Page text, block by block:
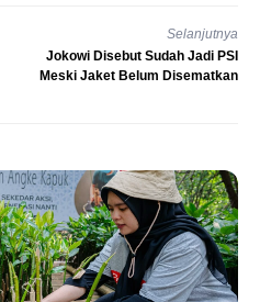
Selanjutnya
Jokowi Disebut Sudah Jadi PSI
Meski Jaket Belum Disematkan